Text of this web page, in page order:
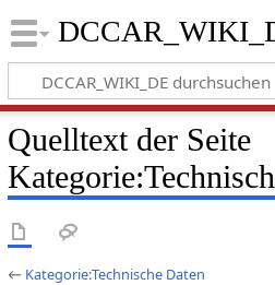
Quelltext der Seite
← Kategorie:Technische Daten